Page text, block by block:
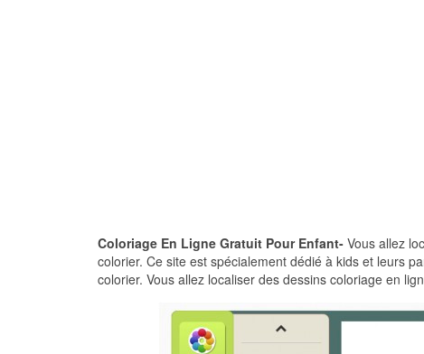
Coloriage En Ligne Gratuit Pour Enfant- Vous allez
colorier. Ce site est spécialement dédié à kids et leurs
colorier. Vous allez localiser des dessins coloriage en